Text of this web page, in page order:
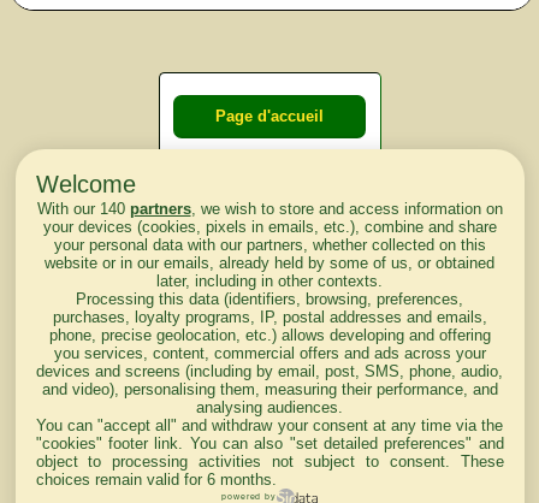
Page d'accueil
lendemain
Courses
d'aujourd'hui
Haut de Page
Welcome
With our 140 partners, we wish to store and access information on
your devices (cookies, pixels in emails, etc.), combine and share
your personal data with our partners, whether collected on this
website or in our emails, already held by some of us, or obtained
later, including in other contexts.
Processing this data (identifiers, browsing, preferences,
purchases, loyalty programs, IP, postal addresses and emails,
phone, precise geolocation, etc.) allows developing and offering
you services, content, commercial offers and ads across your
devices and screens (including by email, post, SMS, phone, audio,
and video), personalising them, measuring their performance, and
analysing audiences.
You can "accept all" and withdraw your consent at any time via the
"cookies" footer link . You can also "set detailed preferences" and
object to processing activities not subject to consent. These
choices remain valid for 6 months.
powered by